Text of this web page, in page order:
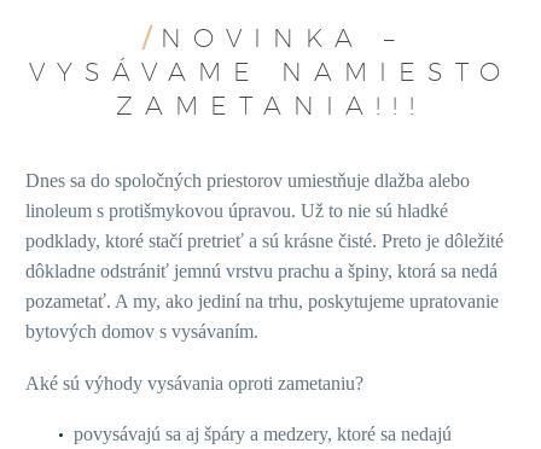
/ NOVINKA –
VYSÁVAME NAMIESTO
ZAMETANIA!!!
Dnes sa do spoločných priestorov umiestňuje dlažba alebo
linoleum s protišmykovou úpravou. Už to nie sú hladké
podklady, ktoré stačí pretrieť a sú krásne čisté. Preto je dôležité
dôkladne odstrániť jemnú vrstvu prachu a špiny, ktorá sa nedá
pozametať. A my, ako jediní na trhu, poskytujeme upratovanie
bytových domov s vysávaním.
Aké sú výhody vysávania oproti zametaniu?
povysávajú sa aj špáry a medzery, ktoré sa nedajú